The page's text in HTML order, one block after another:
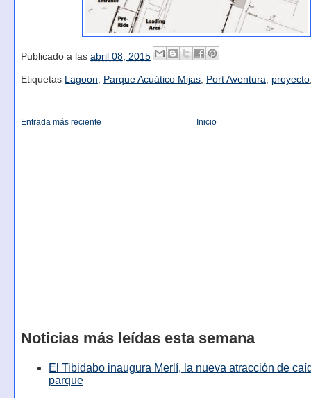
Publicado a las abril 08, 2015
Etiquetas Lagoon, Parque Acuático Mijas, Port Aventura, proyecto
Entrada más reciente Inicio
Noticias más leídas esta semana
El Tibidabo inaugura Merlí, la nueva atracción de
parque